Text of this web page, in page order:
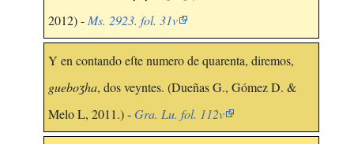
2012) - Ms. 2923. fol. 31v
Y en contando eſte numero de quarenta, diremos,
gueboʒha, dos veyntes. (Dueñas G., Gómez D. &
Melo L, 2011.) -Gra. Lu. fol. 112v